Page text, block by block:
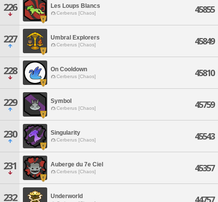
226 Les Loups Blancs
Cerberus [Chaos] 45855
227 Umbral Explorers
Cerberus [Chaos] 45849
228 On Cooldown
Cerberus [Chaos] 45810
229 Symbol
Cerberus [Chaos] 45759
230 Singularity
Cerberus [Chaos] 45543
231 Auberge du 7e Ciel
Cerberus [Chaos] 45357
232 Underworld 44757